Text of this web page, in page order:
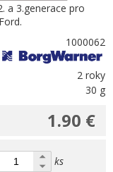
a 3.generace pro
1000062
2 roky
30 g
1.90 €
ks